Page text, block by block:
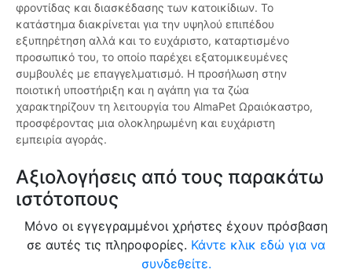
φροντίδας και διασκέδασης των κατοικίδιων. Το
κατάστημα διακρίνεται για την υψηλού επιπέδου
εξυπηρέτηση αλλά και το ευχάριστο, καταρτισμένο
προσωπικό του, το οποίο παρέχει εξατομικευμένες
συμβουλές με επαγγελματισμό. Η προσήλωση στην
ποιοτική υποστήριξη και η αγάπη για τα ζώα
χαρακτηρίζουν τη λειτουργία του AlmaPet Ωραιόκαστρο,
προσφέροντας μια ολοκληρωμένη και ευχάριστη
εμπειρία αγοράς.
Αξιολογήσεις από τους παρακάτω
ιστότοπους
Μόνο οι εγγεγραμμένοι χρήστες έχουν πρόσβαση
σε αυτές τις πληροφορίες. Κάντε κλικ εδώ για να
συνδεθείτε.